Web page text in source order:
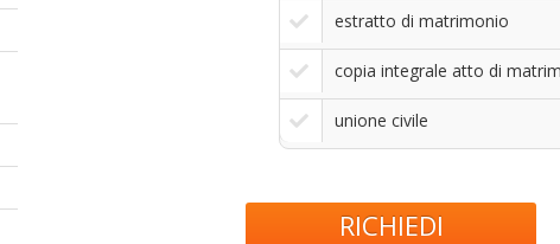
estratto di matrimonio
copia integrale atto di
unione civile
RICHIEDI